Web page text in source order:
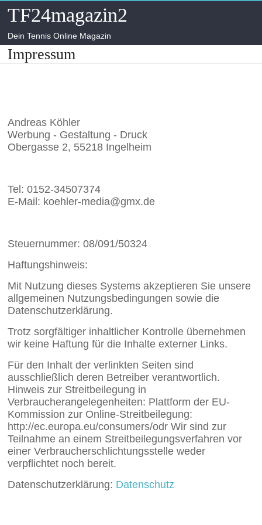
TF24magazin2
Dein Tennis Online Magazin
Impressum
Andreas Köhler
Werbung - Gestaltung - Druck
Obergasse 2, 55218 Ingelheim
Tel: 0152-34507374
E-Mail: koehler-media@gmx.de
Steuernummer: 08/091/50324
Haftungshinweis:
Mit Nutzung dieses Systems akzeptieren Sie unsere
allgemeinen Nutzungsbedingungen sowie die
Datenschutzerklärung.
Trotz sorgfältiger inhaltlicher Kontrolle übernehmen
wir keine Haftung für die Inhalte externer Links.
Für den Inhalt der verlinkten Seiten sind
ausschließlich deren Betreiber verantwortlich.
Hinweis zur Streitbeilegung in
Verbraucherangelegenheiten: Plattform der EU-
Kommission zur Online-Streitbeilegung:
http://ec.europa.eu/consumers/odr Wir sind zur
Teilnahme an einem Streitbeilegungsverfahren vor
einer Verbraucherschlichtungsstelle weder
verpflichtet noch bereit.
Datenschutzerklärung: Datenschutz